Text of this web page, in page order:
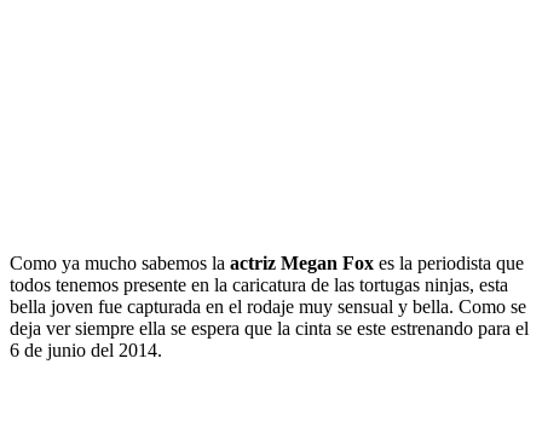
Como ya mucho sabemos la actriz Megan Fox es la periodista que
todos tenemos presente en la caricatura de las tortugas ninjas, esta
bella joven fue capturada en el rodaje muy sensual y bella. Como se
deja ver siempre ella se espera que la cinta se este estrenando para el
6 de junio del 2014.